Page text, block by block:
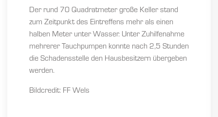
Der rund 70 Quadratmeter große Keller stand
zum Zeitpunkt des Eintreffens mehr als einen
halben Meter unter Wasser. Unter Zuhilfenahme
mehrerer Tauchpumpen konnte nach 2,5 Stunden
die Schadensstelle den Hausbesitzern übergeben
werden.
Bildcredit: FF Wels